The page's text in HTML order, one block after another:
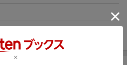
歌劇 宙組貸切公演ペアチケット